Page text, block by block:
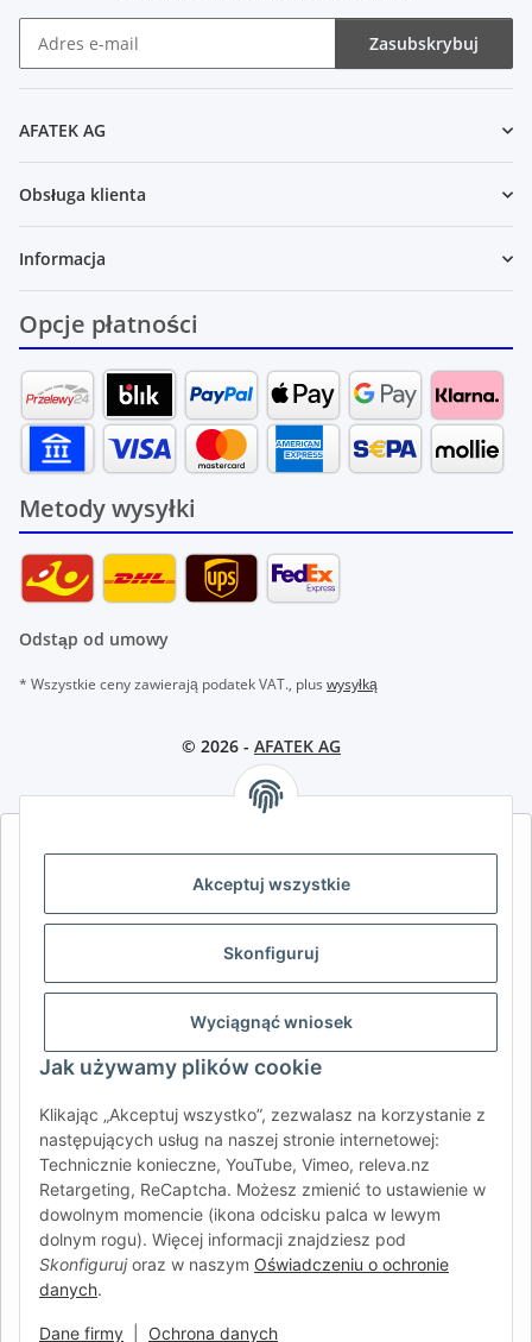
Akceptuj wszystkie
Skonfiguruj
Wyciągnąć wniosek
Jak używamy plików cookie
Klikając „Akceptuj wszystko”, zezwalasz na korzystanie z
następujących usług na naszej stronie internetowej:
Technicznie konieczne, YouTube, Vimeo, releva.nz
Retargeting, ReCaptcha. Możesz zmienić to ustawienie w
dowolnym momencie (ikona odcisku palca w lewym
dolnym rogu). Więcej informacji znajdziesz pod
Skonfigurujoraz w naszym Oświadczeniu o ochronie
danych.
Dane firmy Ochrona danych
Zasubskrybuj
AFATEK AG
Obsługa klienta
Informacja
Opcje płatności
Metody wysyłki
Odstąp od umowy
* Wszystkie ceny zawierają podatek VAT., plus wysyłką
© 2026 - AFATEK AG
AFATEK INTERNATIONAL – WYBIERZ REGION I JĘZYK | SELECT
DE AT CH (DE) CH (FR)
BE (NL) BE (FR)
SE FI
RO HR
AFATEK International| Twój partner w zakresie części
zamiennych do przyczep i pojazdów samochodowych
Zapytania:info@afatek.com
Globalna dostawa z naszego centralnego magazynu w
Niemczech.